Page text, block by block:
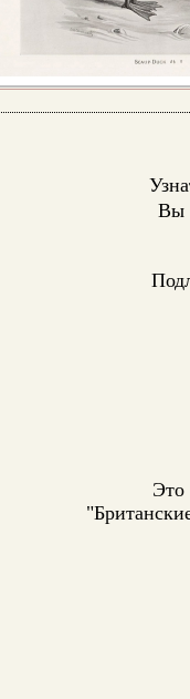
Вы
Это